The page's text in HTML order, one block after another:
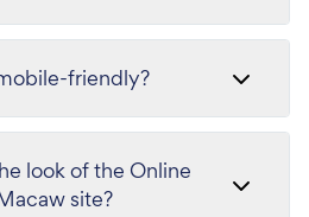
friendly?
look of the Online
site?